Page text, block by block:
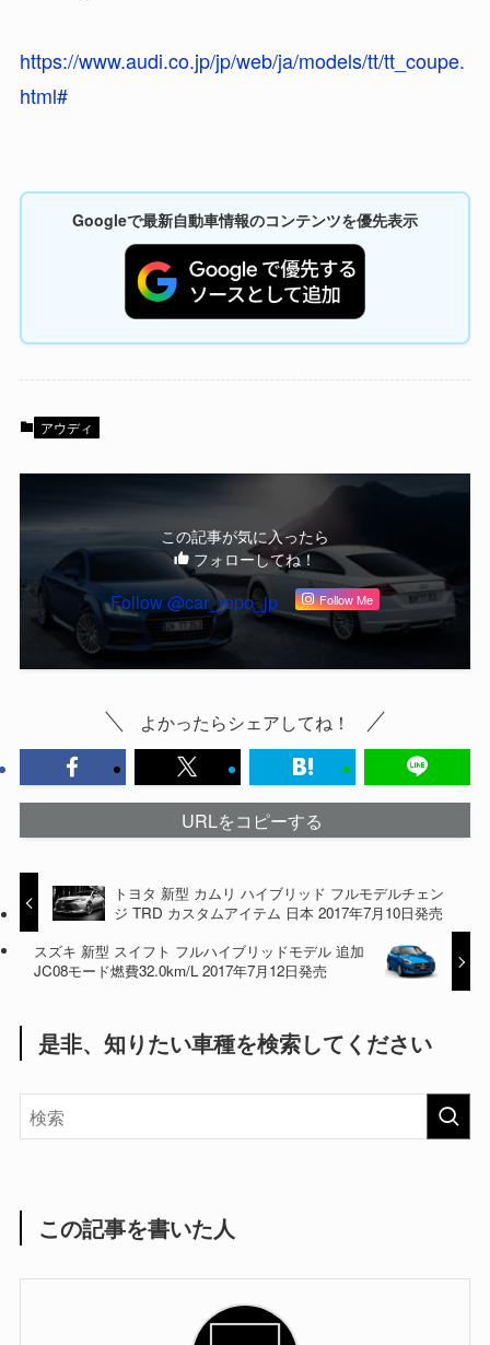
https://www.audi.co.jp/jp/web/ja/models/tt/tt_coupe.
html#
Googleで最新自動車情報のコンテンツを優先表示
アウディ
この記事が気に入ったら
フォローしてね！
Follow @car_repo_jp Follow Me
よかったらシェアしてね！
URLをコピーする
トヨタ 新型 カムリ ハイブリッド フルモデルチェン
ジ TRD カスタムアイテム 日本 2017年7月10日発売
スズキ 新型 スイフト フルハイブリッドモデル 追加
JC08モード燃費32.0km/L 2017年7月12日発売
是非、知りたい車種を検索してください
この記事を書いた人